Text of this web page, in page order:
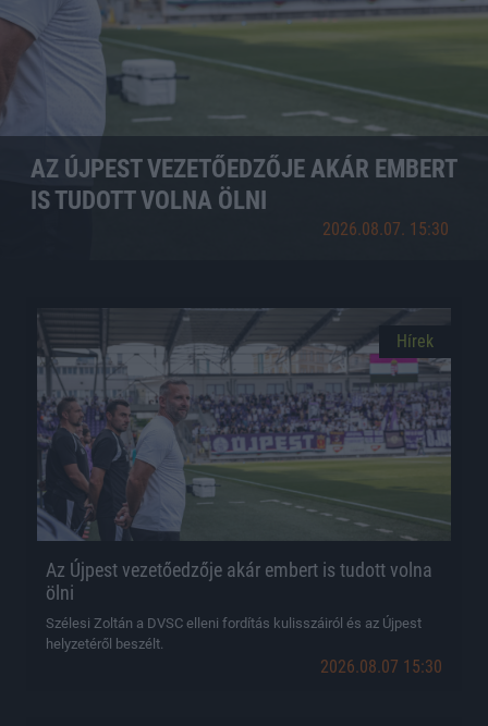
AZ ÚJPEST VEZETŐEDZŐJE AKÁR EMBERT
IS TUDOTT VOLNA ÖLNI
2026.08.07. 15:30
Hírek
Az Újpest vezetőedzője akár embert is tudott volna
ölni
Szélesi Zoltán a DVSC elleni fordítás kulisszáiról és az Újpest
helyzetéről beszélt.
2026.08.07 15:30